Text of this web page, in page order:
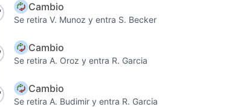
Cambio
Se retira V. Munoz y entra S. Becker
Cambio
Se retira A. Oroz y entra R. Garcia
Cambio
Se retira A. Budimir y entra R. Garcia